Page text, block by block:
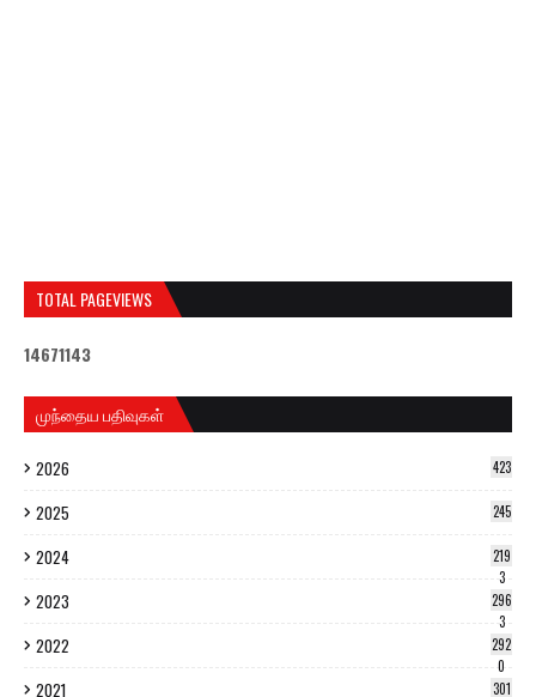
TOTAL PAGEVIEWS
14671143
முந்தைய பதிவுகள்
2026 423
2025 245
2024
219
3
2023
296
3
2022
292
0
2021 301